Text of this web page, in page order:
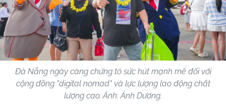
Đà Nẵng ngày càng chứng tỏ sức hút mạnh mẽ đối với
cộng đồng "digital nomad" và lực lượng lao động chất
lượng cao. Ảnh: Ánh Dương.